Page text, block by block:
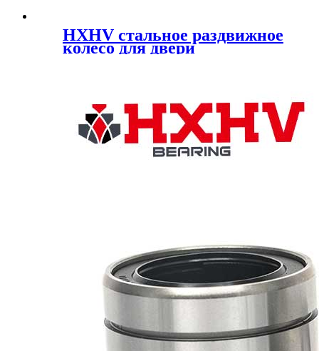
HXHV стальное раздвижное
колесо для двери